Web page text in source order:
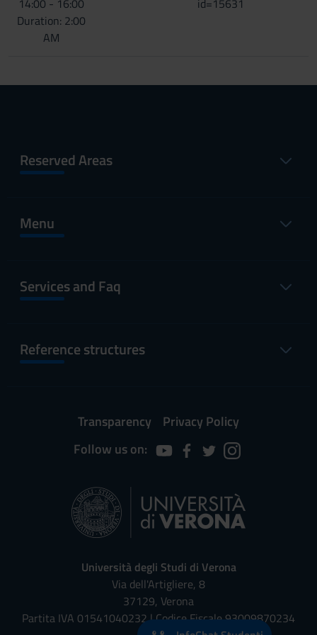
14:00 - 16:00
Duration: 2:00
AM
id=15631
Reserved Areas
Menu
Services and Faq
Reference structures
Transparency
Privacy Policy
Follow us on:
Università degli Studi di Verona
Via dell'Artigliere, 8
37129, Verona
Partita IVA 01541040232 | Codice Fiscale 93009870234